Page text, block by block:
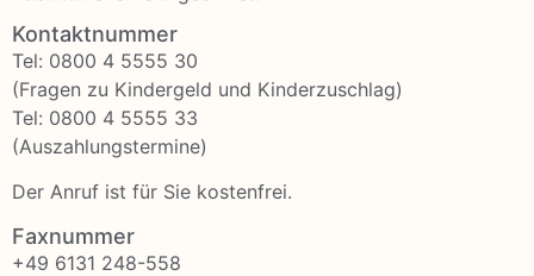
Kontaktnummer
Tel: 0800 4 5555 30
(Fragen zu Kindergeld und Kinderzuschlag)
Tel: 0800 4 5555 33
(Auszahlungstermine)
Der Anruf ist für Sie kostenfrei.
Faxnummer
+49 6131 248-558